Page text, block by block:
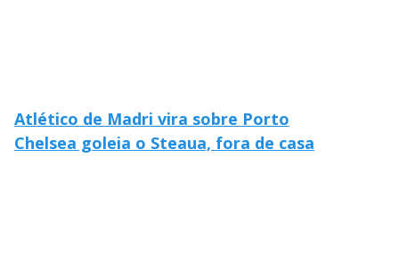
Atlético de Madri vira sobre Porto
Chelsea goleia o Steaua, fora de casa